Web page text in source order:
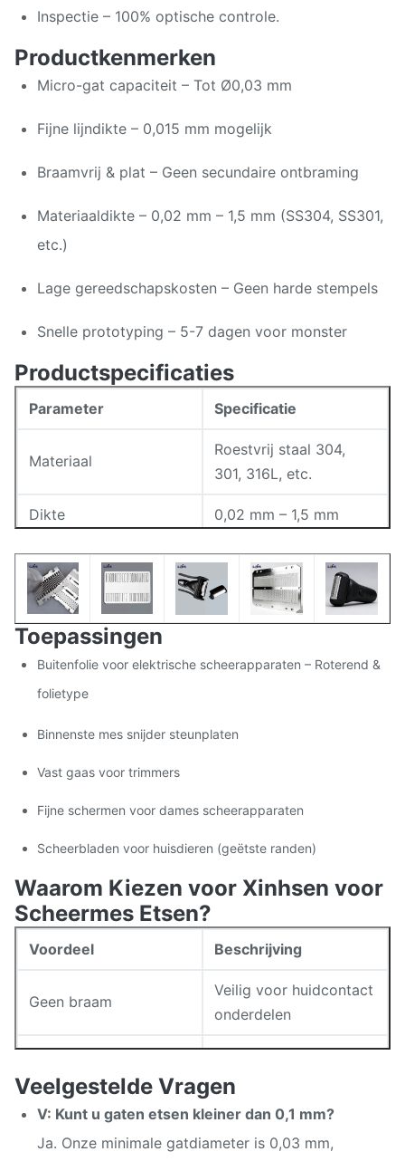
Inspectie – 100% optische controle.
Productkenmerken
Micro-gat capaciteit – Tot Ø0,03 mm
Fijne lijndikte – 0,015 mm mogelijk
Braamvrij & plat – Geen secundaire ontbraming
Materiaaldikte – 0,02 mm – 1,5 mm (SS304, SS301,
etc.)
Lage gereedschapskosten – Geen harde stempels
Snelle prototyping – 5-7 dagen voor monster
Productspecificaties
Parameter Specificatie
Materiaal
Roestvrij staal 304,
301, 316L, etc.
Dikte 0,02 mm – 1,5 mm
Lijndikte (min) 0,015 mm
Braamhoogte <0,005 mm
Oppervlakteafwerking
behoefte
Toepassingen
Buitenfolie voor elektrische scheerapparaten – Roterend &
folietype
Binnenste mes snijder steunplaten
Vast gaas voor trimmers
Fijne schermen voor dames scheerapparaten
Scheerbladen voor huisdieren (geëtste randen)
Waarom Kiezen voor Xinhsen voor
Scheermes Etsen?
Voordeel Beschrijving
Geen braam
Veilig voor huidcontact
onderdelen
Prototype tot >500K
stuks/maand
Directe inkoop – snel +
consistent
Veelgestelde Vragen
V: Kunt u gaten etsen kleiner dan 0,1 mm?
Ja. Onze minimale gatdiameter is 0,03 mm,